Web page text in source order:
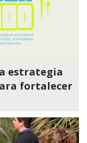
estrategia
fortalecer